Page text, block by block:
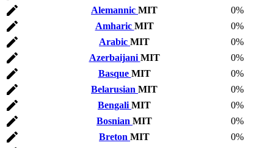
Alemannic MIT 0%
Amharic MIT 0%
Arabic MIT 0%
Azerbaijani MIT 0%
Basque MIT 0%
Belarusian MIT 0%
Bengali MIT 0%
Bosnian MIT 0%
Breton MIT 0%